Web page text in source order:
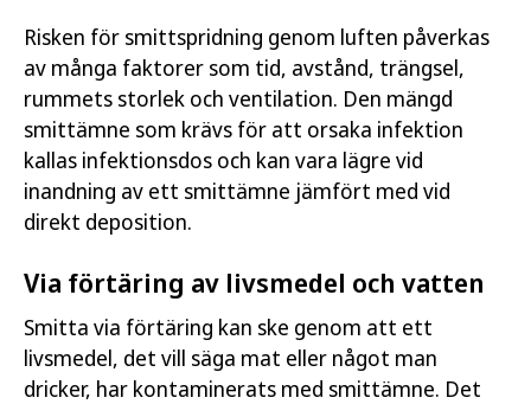
Risken för smittspridning genom luften påverkas
av många faktorer som tid, avstånd, trängsel,
rummets storlek och ventilation. Den mängd
smittämne som krävs för att orsaka infektion
kallas infektionsdos och kan vara lägre vid
inandning av ett smittämne jämfört med vid
direkt deposition.
Via förtäring av livsmedel och vatten
Smitta via förtäring kan ske genom att ett
livsmedel, det vill säga mat eller något man
dricker, har kontaminerats med smittämne. Det